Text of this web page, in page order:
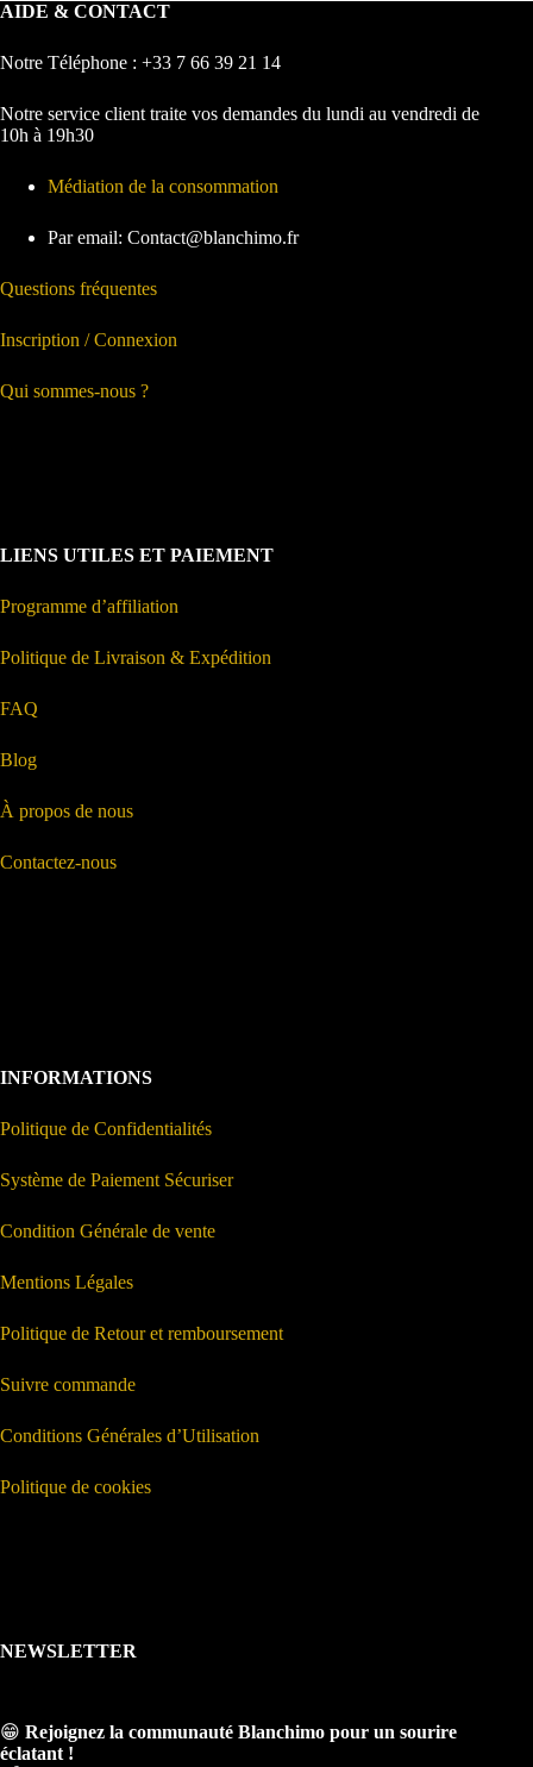
AIDE & CONTACT
Notre Téléphone : +33 7 66 39 21 14
Notre service client traite vos demandes du lundi au vendredi de
10h à 19h30
Médiation de la consommation
Par email: Contact@blanchimo.fr
Questions fréquentes
Inscription / Connexion
Qui sommes-nous ?
LIENS UTILES ET PAIEMENT
Programme d’affiliation
Politique de Livraison & Expédition
FAQ
Blog
À propos de nous
Contactez-nous
INFORMATIONS
Politique de Confidentialités
Système de Paiement Sécuriser
Condition Générale de vente
Mentions Légales
Politique de Retour et remboursement
Suivre commande
Conditions Générales d’Utilisation
Politique de cookies
NEWSLETTER
😁 Rejoignez la communauté Blanchimo pour un sourire
éclatant !